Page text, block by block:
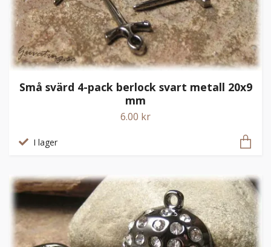
Små svärd 4-pack berlock svart metall 20x9
mm
6.00 kr
I lager